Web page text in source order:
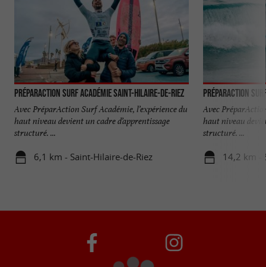
PréparAction Surf Académie Saint-Hilaire-de-Riez
Avec PréparAction Surf Académie, l’expérience du
haut niveau devient un cadre d’apprentissage
structuré. ...
6,1 km - Saint-Hilaire-de-Riez
Avec
haut niveau
structuré. ...
14,2 km -